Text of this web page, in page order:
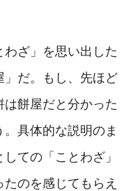
ざ」を思い出した
」だ。もし、先ほど
餅屋だと分かった
具体的な説明のま
ての「ことわざ」
のを感じてもらえ